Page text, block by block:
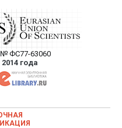
Ученых —
статей в
журнале
ФС77-63060
года
научных статей в
журнале